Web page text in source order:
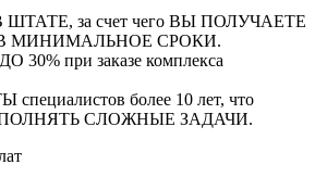
за счет чего ВЫ ПОЛУЧАЕТЕ
МИНИМАЛЬНОЕ СРОКИ.
при заказе комплекса
более 10 лет, что
СЛОЖНЫЕ ЗАДАЧИ.